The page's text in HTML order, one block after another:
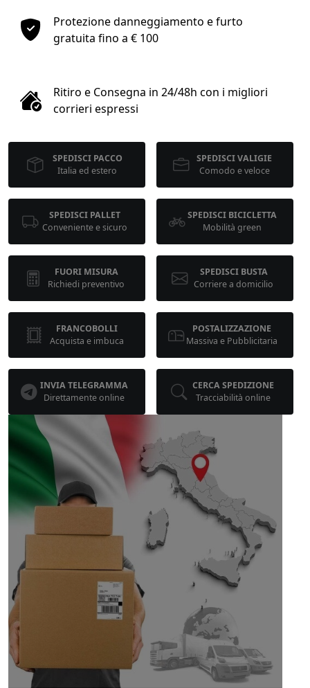
1
COLLO 1
cm cm
calcola
Protezione danneggiamento e furto
gratuita fino a € 100
Ritiro e Consegna in 24/48h con i migliori
corrieri espressi
SPEDISCI PACCO
Italia ed estero
SPEDISCI VALIGIE
Comodo e veloce
SPEDISCI PALLET
Conveniente e sicuro
SPEDISCI BICICLETTA
Mobilità green
FUORI MISURA
Richiedi preventivo
SPEDISCI BUSTA
Corriere a domicilio
FRANCOBOLLI
Acquista e imbuca
POSTALIZZAZIONE
Massiva e Pubblicitaria
INVIA TELEGRAMMA
Direttamente online
CERCA SPEDIZIONE
Tracciabilità online